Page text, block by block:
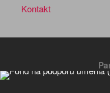
Kontakt